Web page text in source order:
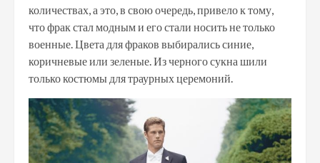
количествах, а это, в свою очередь, привело к тому,
что фрак стал модным и его стали носить не только
военные. Цвета для фраков выбирались синие,
коричневые или зеленые. Из черного сукна шили
только костюмы для траурных церемоний.